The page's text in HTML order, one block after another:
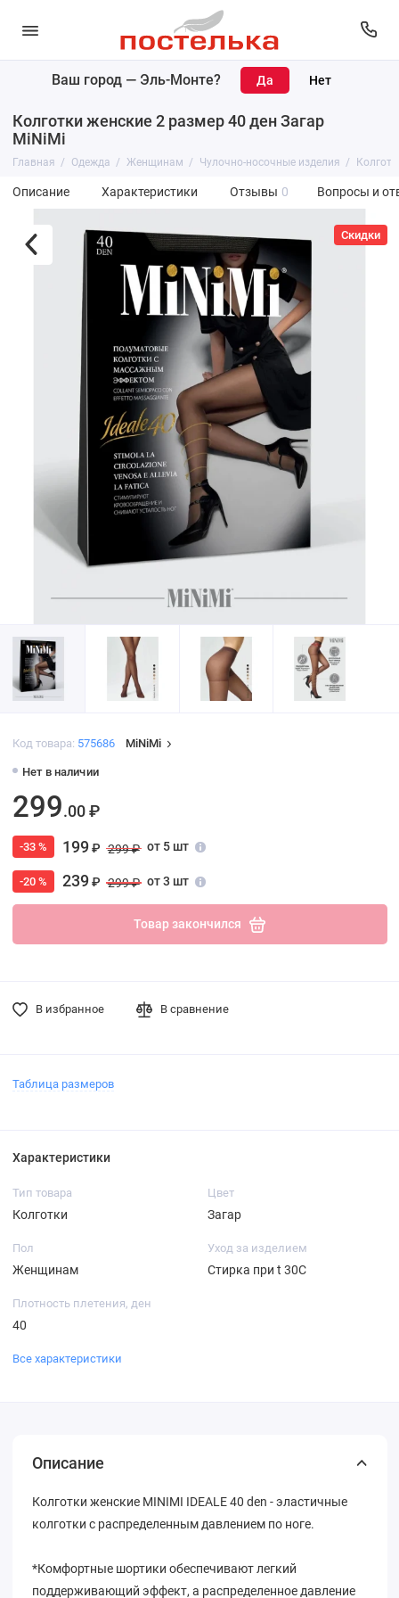
Ваш город — Эль-Монте?
Колготки женские 2 размер 40 ден Загар
MiNiMi
Главная Одежда Женщинам Чулочно-носочные изделия
Описание Характеристики Отзывы 0 Вопросы и
Скидки
Код товара: 575686 MiNiMi
Нет в наличии
299.00 ₽
-33 % 199₽ 299 ₽ от 5 шт
-20 % 239₽ 299 ₽ от 3 шт
Товар закончился
В избранное В сравнение
Таблица размеров
Характеристики
Тип товара
Колготки
Цвет
Загар
Пол
Женщинам
Уход за изделием
Стирка при t 30С
Плотность плетения, ден
40
Все характеристики
Описание
Колготки женские MINIMI IDEALE 40 den - эластичные
колготки с распределенным давлением по ноге.
*Комфортные шортики обеспечивают легкий
поддерживающий эффект, а распределенное давление